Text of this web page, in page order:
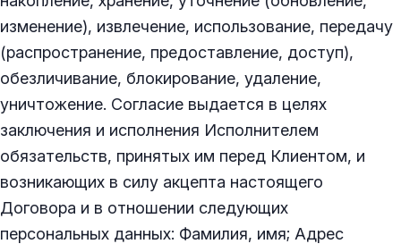
изменение), извлечение, использование, передачу
(распространение, предоставление, доступ),
обезличивание, блокирование, удаление,
уничтожение. Согласие выдается в целях
заключения и исполнения Исполнителем
обязательств, принятых им перед Клиентом, и
возникающих в силу акцепта настоящего
Договора и в отношении следующих
персональных данных: Фамилия, имя; Адрес